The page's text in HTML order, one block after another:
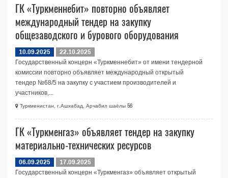
ГК «Туркменнебит» повторно объявляет
международный тендер на закупку
общезаводского и бурового оборудования
10.09.2025
22.10.2025
Государственный концерн «Туркменнебит» от имени тендерной
комиссии повторно объявляет международный открытый
тендер №68/5 на закупку с участием производителей и
участников,...
Туркменистан, г.Ашхабад, Арчабил шаёлы 56
ГК «Туркменгаз» объявляет тендер на закупку
материально-технических ресурсов
06.09.2025
17.09.2025
Государственный концерн «Туркменгаз» объявляет открытый